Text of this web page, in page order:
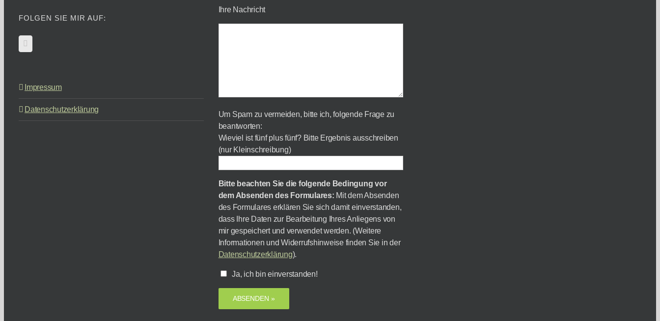
FOLGEN SIE MIR AUF:
Impressum
Datenschutzerklärung
Ihre Nachricht
Um Spam zu vermeiden, bitte ich, folgende Frage zu
beantworten:
Wieviel ist fünf plus fünf? Bitte Ergebnis ausschreiben
(nur Kleinschreibung)
Bitte beachten Sie die folgende Bedingung vor
dem Absenden des Formulares: Mit dem Absenden
des Formulares erklären Sie sich damit einverstanden,
dass Ihre Daten zur Bearbeitung Ihres Anliegens von
mir gespeichert und verwendet werden. (Weitere
Informationen und Widerrufshinweise finden Sie in der
Datenschutzerklärung).
Ja, ich bin einverstanden!